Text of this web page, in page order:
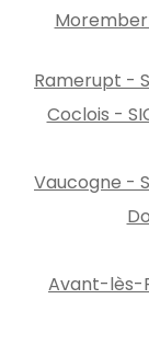
Ramerupt -
Coclois -
Vaucogne -
Avant-lès-